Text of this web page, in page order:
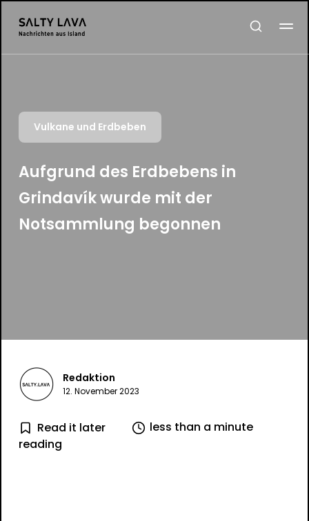
Vulkane und Erdbeben
Aufgrund des Erdbebens in
Grindavík wurde mit der
Notsammlung begonnen
Redaktion
12. November 2023
Read it later
less than a minute
reading